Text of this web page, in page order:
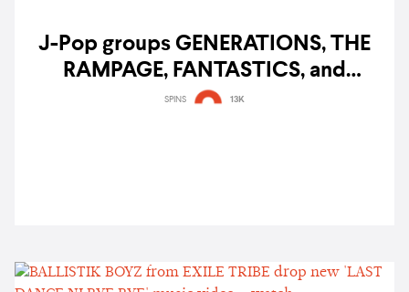
J-Pop groups GENERATIONS, THE
RAMPAGE, FANTASTICS, and
BALLISTIK BOYZ transform into
SPINS 13K